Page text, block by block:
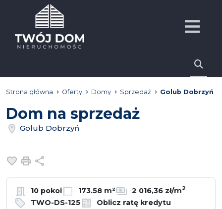
Strona główna Oferty Domy Sprzedaż Golub Dobrzyń
Dom na sprzedaż
Golub Dobrzyń
Dodaj do ulubionych
Drukuj
10 pokoi 173.58 m² 2 016,36 zł/m2
TWO-DS-125 Oblicz ratę kredytu